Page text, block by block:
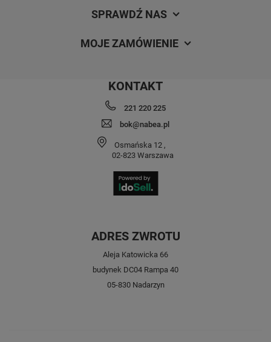
SPRAWDŹ NAS
MOJE ZAMÓWIENIE
KONTAKT
221 220 225
bok@nabea.pl
Osmańska 12 ,
02-823 Warszawa
ADRES ZWROTU
Aleja Katowicka 66
budynek DC04 Rampa 40
05-830 Nadarzyn